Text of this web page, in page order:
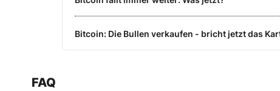
Bitcoin: Die Bullen verkaufen - bricht jetzt das
FAQ